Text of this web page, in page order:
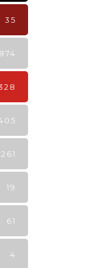
35
261
19
61
4